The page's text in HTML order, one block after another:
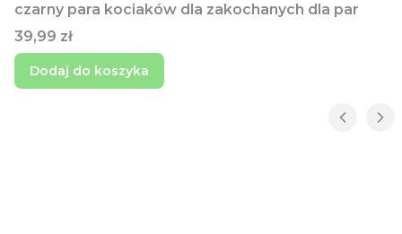
czarny para kociaków dla zakochanych dla par
Cena
39,99 zł
Dodaj do koszyka